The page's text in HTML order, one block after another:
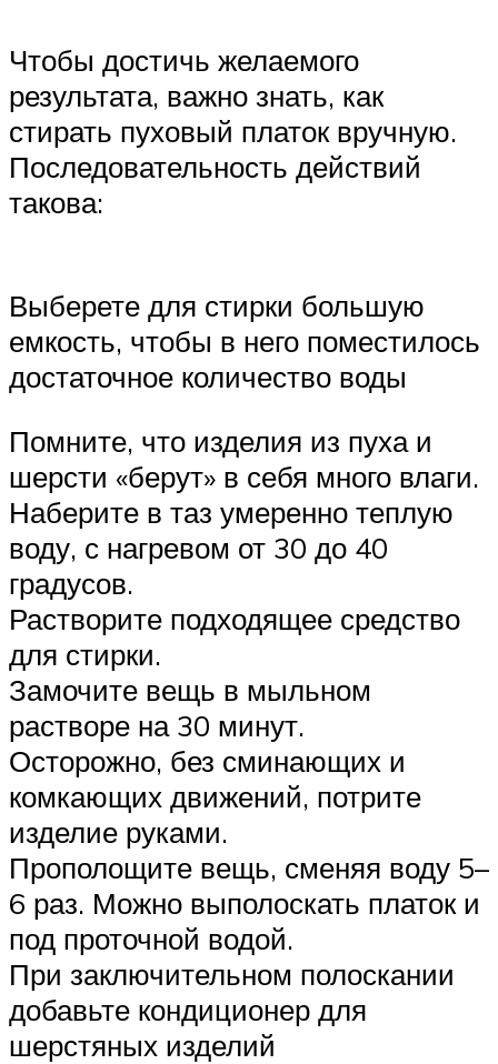
Чтобы достичь желаемого
результата, важно знать, как
стирать пуховый платок вручную.
Последовательность действий
такова:
Выберете для стирки большую
емкость, чтобы в него поместилось
достаточное количество воды
Помните, что изделия из пуха и
шерсти «берут» в себя много влаги.
Наберите в таз умеренно теплую
воду, с нагревом от 30 до 40
градусов.
Растворите подходящее средство
для стирки.
Замочите вещь в мыльном
растворе на 30 минут.
Осторожно, без сминающих и
комкающих движений, потрите
изделие руками.
Прополощите вещь, сменяя воду 5–
6 раз. Можно выполоскать платок и
под проточной водой.
При заключительном полоскании
добавьте кондиционер для
шерстяных изделий